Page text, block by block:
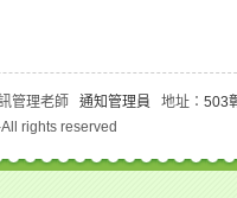
管理老師 通知管理員 地址： 503
rights reserved